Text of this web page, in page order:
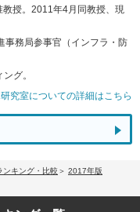
授。2011年4月同教授、現
事務局参事官（インフラ・防
グ。
究室についての詳細はこちら
ンキング・比較
2017年版